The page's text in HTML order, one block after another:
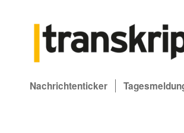
Nachrichtenticker